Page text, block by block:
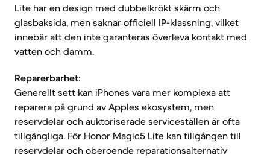
Lite har en design med dubbelkrökt skärm och
glasbaksida, men saknar officiell IP-klassning, vilket
innebär att den inte garanteras överleva kontakt med
vatten och damm.
Reparerbarhet:
Generellt sett kan iPhones vara mer komplexa att
reparera på grund av Apples ekosystem, men
reservdelar och auktoriserade serviceställen är ofta
tillgängliga. För Honor Magic5 Lite kan tillgången till
reservdelar och oberoende reparationsalternativ